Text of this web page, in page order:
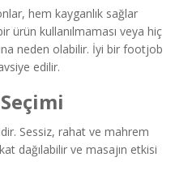
hem kayganlık sağlar
ürün kullanılmaması veya hiç
neden olabilir. İyi bir footjob
edilir.
Sessiz, rahat ve mahrem
dağılabilir ve masajın etkisi